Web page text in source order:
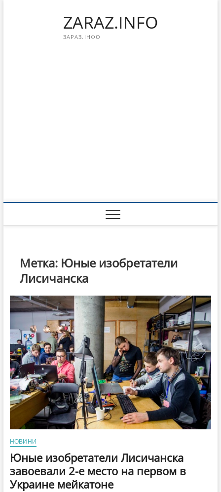
ZARAZ.INFO
ЗАРАЗ.ІНФО
Метка: Юные изобретатели
Лисичанска
НОВИНИ
Юные изобретатели Лисичанска
завоевали 2-е место на первом в
Украине мейкатоне